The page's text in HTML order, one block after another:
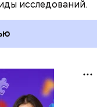
исследований.